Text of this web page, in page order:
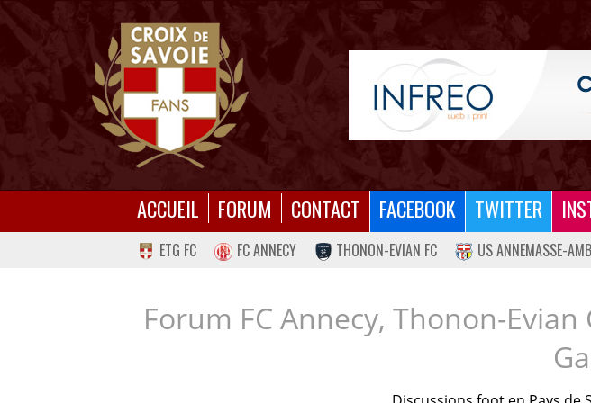
ACCUEIL FORUM CONTACT FACEBOOK TWITTER
ETG FC FC ANNECY THONON-EVIAN FC US ANNEMASSE-
Forum FC Annecy, Thonon-